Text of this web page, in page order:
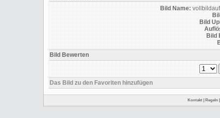
Bild Name:
Bild
Bild
Bild Bewerten
Das Bild zu den Favoriten hinzufügen
Kontakt Regeln